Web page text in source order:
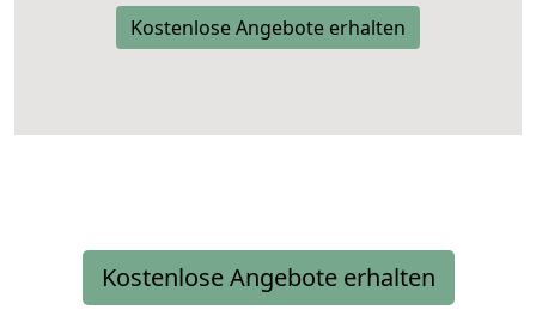
Kostenlose Angebote erhalten
Kostenlose Angebote erhalten